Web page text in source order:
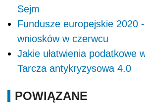
Sejm
Fundusze europejskie 2020
wniosków w czerwcu
Jakie ułatwienia podatkowe
Tarcza antykryzysowa 4.0
POWIĄZANE